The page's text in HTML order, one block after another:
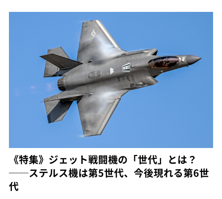
《特集》ジェット戦闘機の「世代」とは？
──ステルス機は第5世代、今後現れる第6世
代